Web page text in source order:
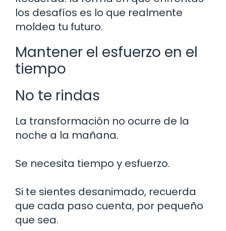
los desafíos es lo que realmente
moldea tu futuro.
Mantener el esfuerzo en el
tiempo
No te rindas
La transformación no ocurre de la
noche a la mañana.
Se necesita tiempo y esfuerzo.
Si te sientes desanimado, recuerda
que cada paso cuenta, por pequeño
que sea.